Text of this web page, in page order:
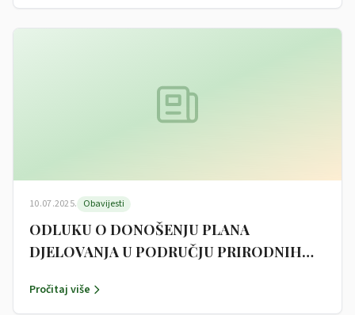
10.07.2025. Obavijesti
ODLUKU O DONOŠENJU PLANA
DJELOVANJA U PODRUČJU PRIRODNIH
Pročitaj više